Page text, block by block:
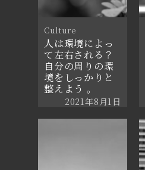
Culture
人は環境によっ
て左右される？
自分の周りの環
境をしっかりと
整えよう 。
2021年8月1日